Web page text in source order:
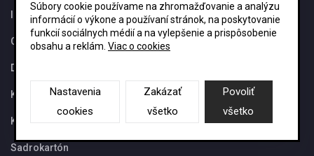
Izolácie
OSB dosky
Drevené obklady
Konštrukčné a stavebné rezivo
Komíny
Sadrokartón
Súbory cookie používame na zhromažďovanie a analýzu
informácií o výkone a používaní stránok, na poskytovanie
funkcií sociálnych médií a na vylepšenie a prispôsobenie
obsahu a reklám. Viac o cookies
Nastavenia
cookies
Zakázať
všetko
Povoliť
všetko